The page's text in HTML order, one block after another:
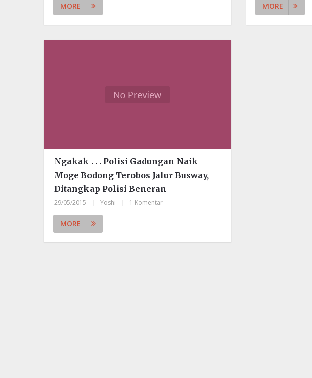
MORE MORE
Ngakak . . . Polisi Gadungan Naik
Moge Bodong Terobos Jalur Busway,
Ditangkap Polisi Beneran
29/05/2015 Yoshi 1 Komentar
MORE